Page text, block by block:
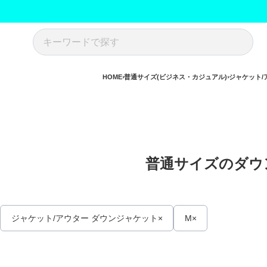
HOME 普通サイズ(ビジネス・カジュアル) ジャケット/
普通サイズのダ
ジャケット/アウター ダウンジャケット M